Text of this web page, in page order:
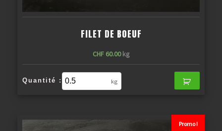
FILET DE BOEUF
CHF60.00 kg
Quantité : kg
Promo !